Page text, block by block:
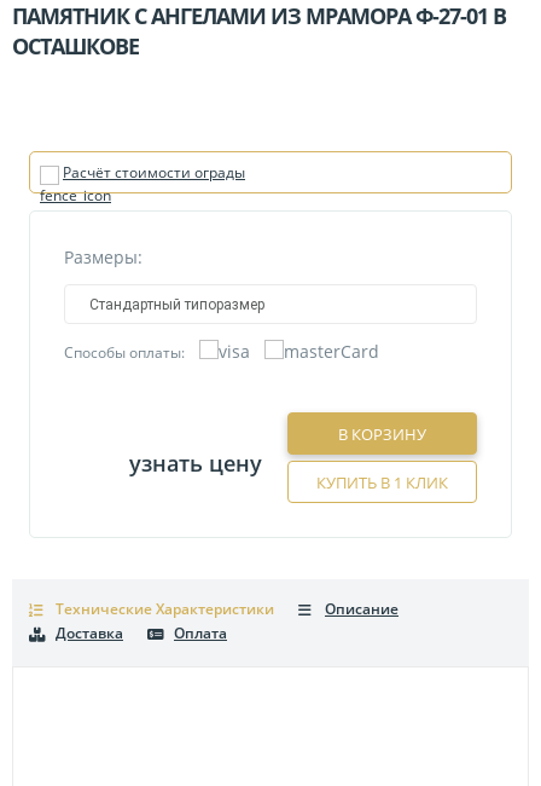
ПАМЯТНИК С АНГЕЛАМИ ИЗ МРАМОРА Ф-27-01 В
ОСТАШКОВЕ
Расчёт стоимости ограды
Размеры:
Стандартный типоразмер
Способы оплаты:
узнать цену
В КОРЗИНУ
КУПИТЬ В 1 КЛИК
Технические Характеристики
Описание
Доставка
Оплата